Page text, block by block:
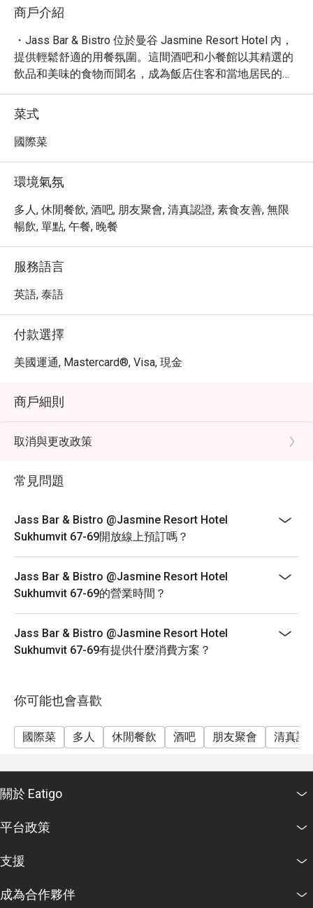
商戶介紹
・Jass Bar & Bistro 位於曼谷 Jasmine Resort Hotel 內，
提供輕鬆舒適的用餐氛圍。這間酒吧和小餐館以其精選的
飲品和美味的食物而聞名，成為飯店住客和當地居民的熱
門選擇。
・在這裡，您可以品嚐到各式各樣的國際美食，以及精心
調製的雞尾酒和其他飲品。無論您是想放鬆身心，享受美
食，還是與朋友小聚，Jass Bar & Bistro 都能滿足您的需
・現在就透過 Eatigo 預訂 Jass Bar & Bistro @Jasmine
Resort Hotel Sukhumvit 67-69，享受高達 5 折的超值優
惠！
菜式
國際菜
環境氣氛
多人, 休閒餐飲, 酒吧, 朋友聚會, 清真認證, 素食友善, 無限
暢飲, 單點, 午餐, 晚餐
服務語言
英語, 泰語
付款選擇
美國運通, Mastercard®, Visa, 現金
商戶細則
取消與更改政策
常見問題
Jass Bar & Bistro @Jasmine Resort Hotel
Sukhumvit 67-69開放線上預訂嗎？
Jass Bar & Bistro @Jasmine Resort Hotel
Sukhumvit 67-69的營業時間？
Jass Bar & Bistro @Jasmine Resort Hotel
Sukhumvit 67-69有提供什麼消費方案？
你可能也會喜歡
國際菜 多人 休閒餐飲 酒吧 朋友聚會 清真認
關於 Eatigo
平台政策
支援
成為合作夥伴